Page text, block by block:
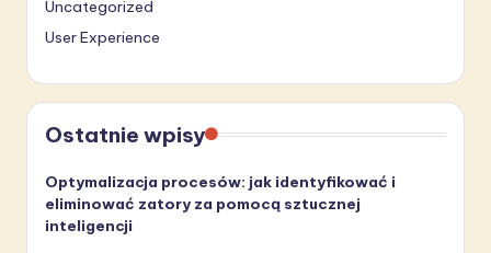
Uncategorized
User Experience
Ostatnie wpisy
Optymalizacja procesów: jak identyfikować i
eliminować zatory za pomocą sztucznej
inteligencji